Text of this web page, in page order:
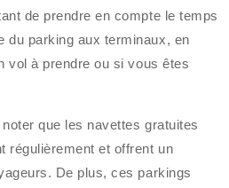
de prendre en compte le temps
du parking aux terminaux, en
vol à prendre ou si vous êtes
que les navettes gratuites
régulièrement et offrent un
De plus, ces parkings